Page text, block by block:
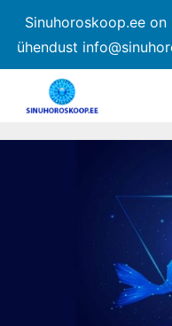
Sinuhoroskoop.ee
ühendust